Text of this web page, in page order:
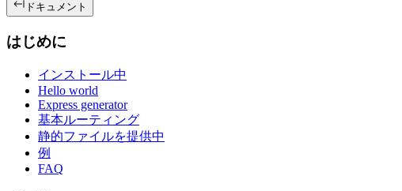
ドキュメント
はじめに
インストール中
Hello world
Express generator
基本ルーティング
静的ファイルを提供中
例
FAQ